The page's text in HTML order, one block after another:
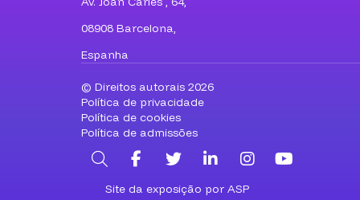
08908 Barcelona,
Espanha
© Direitos autorais 2026
Política de privacidade
Política de cookies
Política de admissões
PesquisaFacebookTwitterLinkedInInstagram
Site da exposição por ASP